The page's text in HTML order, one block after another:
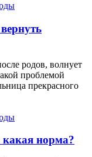
родов, волнует
проблемой
прекрасного
норма?